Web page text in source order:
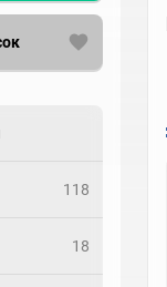
118
18